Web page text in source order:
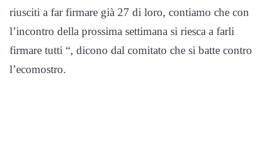
riusciti a far firmare già 27 di loro, contiamo che con
l’incontro della prossima settimana si riesca a farli
firmare tutti “, dicono dal comitato che si batte contro
l’ecomostro.